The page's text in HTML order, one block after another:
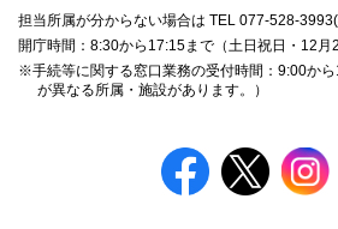
担当所属が分からない場合は TEL 077-528-
開庁時間：8:30から17:15まで（土日祝日・12月
※手続等に関する窓口業務の受付時間：9:00か
が異なる所属・施設があります。）